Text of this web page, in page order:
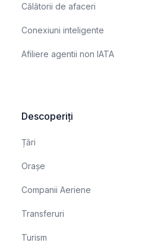
Călătorii de afaceri
Conexiuni inteligente
Afiliere agentii non IATA
Descoperiți
Țări
Orașe
Companii Aeriene
Transferuri
Turism